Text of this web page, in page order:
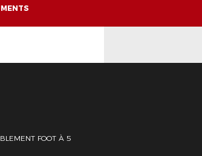
FOOT À 5